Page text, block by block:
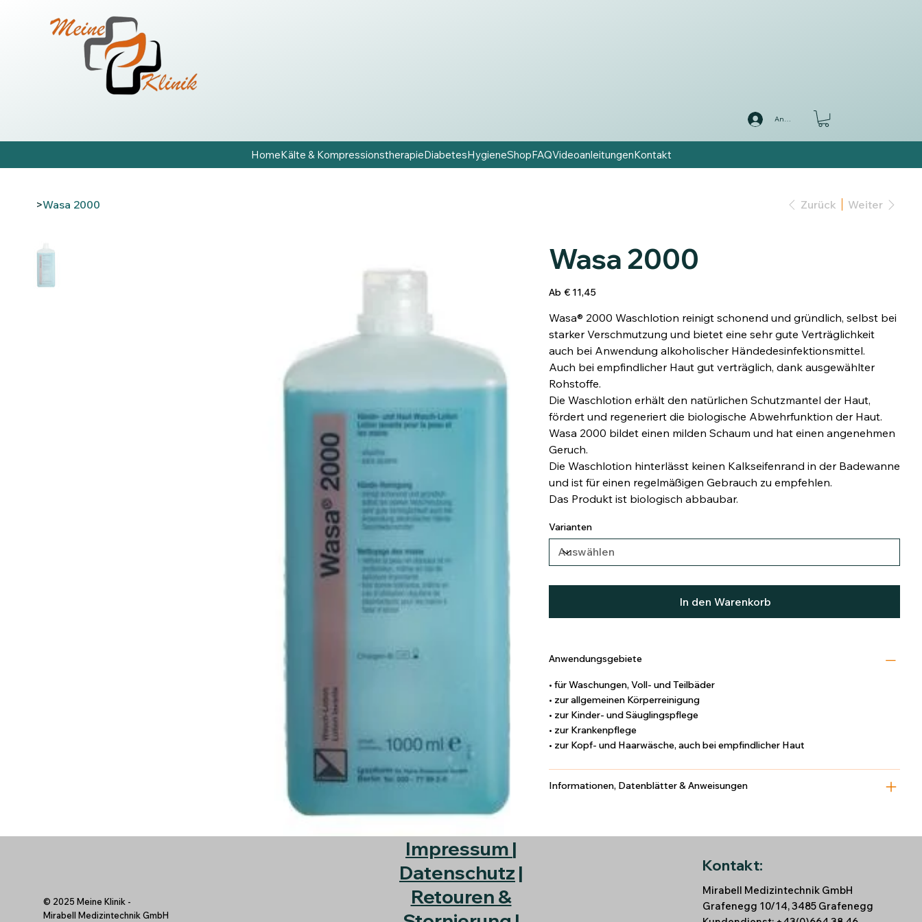
Anmelden
HomeKälte & KompressionstherapieDiabetesHygieneShopFAQVideoanleitungenKontakt
>Wasa 2000 Zurück Weiter
Wasa 2000
Ab Preis
€ 11,45
Wasa® 2000 Waschlotion reinigt schonend und gründlich, selbst bei
starker Verschmutzung und bietet eine sehr gute Verträglichkeit
auch bei Anwendung alkoholischer Händedesinfektionsmittel.
Auch bei empfindlicher Haut gut verträglich, dank ausgewählter
Rohstoffe.
Die Waschlotion erhält den natürlichen Schutzmantel der Haut,
fördert und regeneriert die biologische Abwehrfunktion der Haut.
Wasa 2000 bildet einen milden Schaum und hat einen angenehmen
Geruch.
Die Waschlotion hinterlässt keinen Kalkseifenrand in der Badewanne
und ist für einen regelmäßigen Gebrauch zu empfehlen.
Das Produkt ist biologisch abbaubar.
Varianten
In den Warenkorb
Anwendungsgebiete
• für Waschungen, Voll- und Teilbäder
• zur allgemeinen Körperreinigung
• zur Kinder- und Säuglingspflege
• zur Krankenpflege
• zur Kopf- und Haarwäsche, auch bei empfindlicher Haut
Informationen, Datenblätter & Anweisungen
© 2025 Meine Klinik -
Mirabell Medizintechnik GmbH
Impressum |
Datenschutz |
Retouren &
Kontakt:
Mirabell Medizintechnik GmbH
Grafenegg 10/14, 3485 Grafenegg